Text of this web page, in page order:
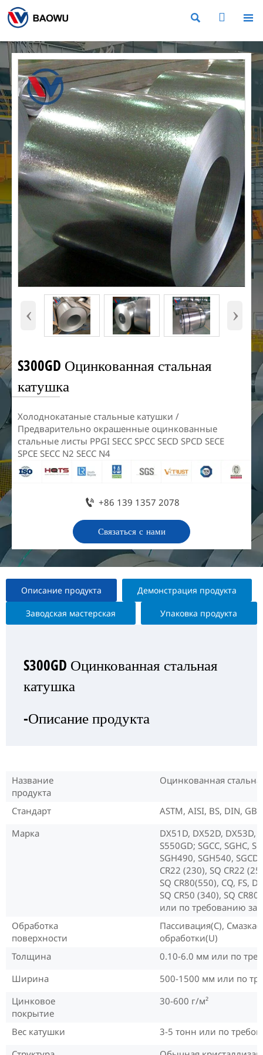
  
‹ ›
S300GD Оцинкованная стальная
катушка
Холоднокатаные стальные катушки /
Предварительно окрашенные оцинкованные
стальные листы PPGI SECC SPCC SECD SPCD SECE
SPCE SECC N2 SECC N4
 +86 139 1357 2078
Связаться с нами
Описание продукта Демонстрация продукта
Заводская мастерская Упаковка продукта
S300GD Оцинкованная стальная
катушка
-Описание продукта
Название
продукта
Оцинкованная
Стандарт
ASTM, AISI, BS, DIN, GB,
Марка
DX51D, DX52D, DX53D,
S550GD; SGCC, SGHC,
SGH490, SGH540,
CR22 (230), SQ CR22
SQ CR80(550), CQ, FS,
SQ CR50 (340), SQ CR80
или по требованию
Обработка
поверхности
Пассивация(C),
обработки(U)
Толщина
0.10-6.0 мм или по
Ширина
500-1500 мм или по
Цинковое
покрытие
30-600 г/м²
Вес катушки
3-5 тонн или по
S300GD Оцинкованная стальная
катушка
—Выставка продукта
S300GD Оцинкованная стальная
катушка
— Заводская мастерская
S300GD Оцинкованная стальная
катушка
-Упаковка продукта